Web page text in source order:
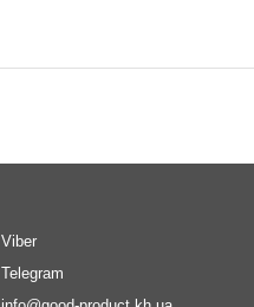
Viber
Telegram